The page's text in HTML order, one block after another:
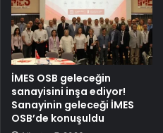
İMES OSB geleceğin
sanayisini inşa ediyor!
Sanayinin geleceği İMES
OSB’de konuşuldu